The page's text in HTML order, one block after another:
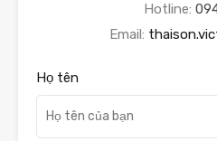
Hotline:
Email:
Họ tên